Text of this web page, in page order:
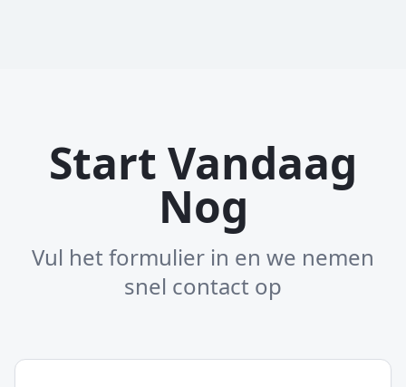
Start Vandaag
Nog
Vul het formulier in en we nemen
snel contact op